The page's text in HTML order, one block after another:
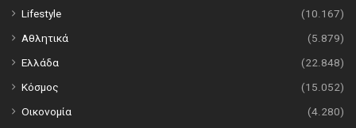
Lifestyle
(10.167)
Αθλητικά
(5.879)
Ελλάδα
(22.848)
Κόσμος
(15.052)
Οικονομία
(4.280)